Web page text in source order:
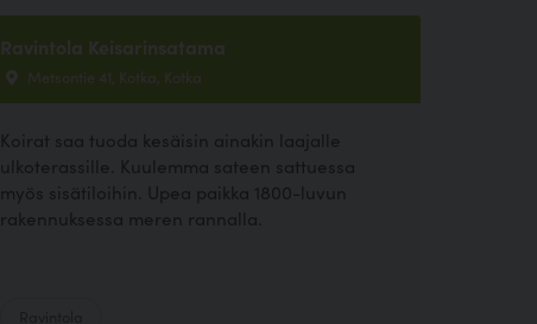
Ravintola Keisarinsatama
Metsontie 41, Kotka, Kotka
Koirat saa tuoda kesäisin ainakin laajalle
ulkoterassille. Kuulemma sateen sattuessa
myös sisätiloihin. Upea paikka 1800-luvun
rakennuksessa meren rannalla.